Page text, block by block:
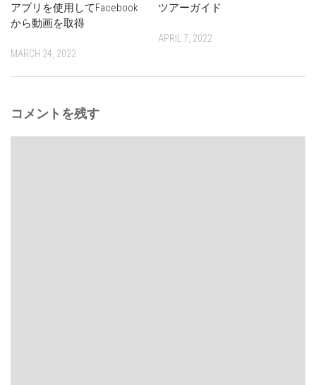
アプリを使用してFacebook
から動画を取得
MARCH 24, 2022
ツアーガイド
APRIL 7, 2022
コメントを残す